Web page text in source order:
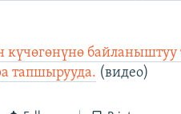
күчөгөнүнө
тапшырууда. (видео)